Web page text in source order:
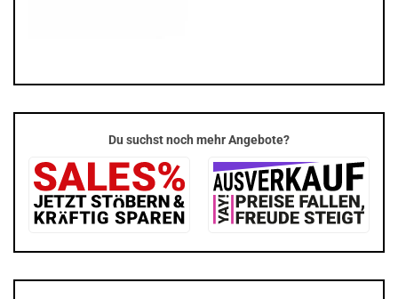
Du suchst noch mehr Angebote?